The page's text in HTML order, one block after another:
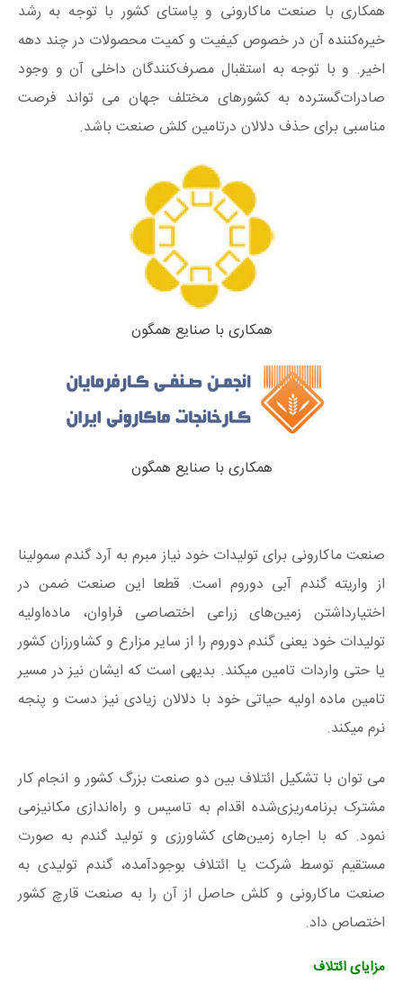
همکاری با صنعت ماکارونی و پاستای کشور با توجه به رشد
خیره‌کننده آن در خصوص کیفیت و کمیت محصولات در چند دهه
اخیر. و با توجه به استقبال مصرف‌کنندگان داخلی آن و وجود
صادرات‌گسترده به کشورهای مختلف جهان می تواند فرصت
مناسبی برای حذف دلالان درتامین کلش صنعت باشد.
همکاری با صنایع همگون
همکاری با صنایع همگون
صنعت ماکارونی برای تولیدات خود نیاز مبرم به آرد گندم سمولینا
از واریته گندم آبی دوروم است. قطعا این صنعت ضمن در
اختیارداشتن زمین‌های زراعی اختصاصی فراوان، ماده‌اولیه
تولیدات خود یعنی گندم دوروم را از سایر مزارع و کشاورزان کشور
یا حتی واردات تامین میکند. بدیهی است که ایشان نیز در مسیر
تامین ماده اولیه حیاتی خود با دلالان زیادی نیز دست و پنجه
نرم میکند.
می توان با تشکیل ائتلاف بین دو صنعت بزرگ کشور و انجام کار
مشترک برنامه‌ریزی‌شده اقدام به تاسیس و راه‌اندازی مکانیزمی
نمود. که با اجاره زمین‌های کشاورزی و تولید گندم به صورت
مستقیم توسط شرکت یا ائتلاف بوجودآمده، گندم تولیدی به
صنعت ماکارونی و کلش حاصل از آن را به صنعت قارچ کشور
اختصاص داد.
مزایای ائتلاف